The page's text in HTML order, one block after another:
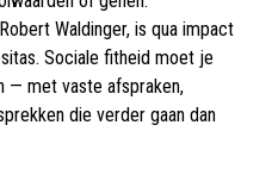
Waldinger, is qua impact
Sociale fitheid moet je
— met vaste afspraken,
die verder gaan dan